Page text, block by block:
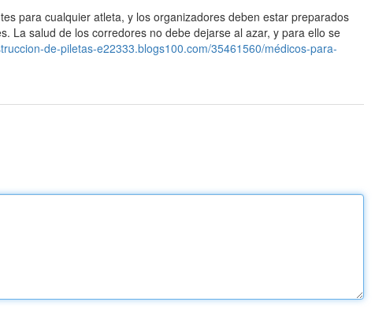
para cualquier atleta, y los organizadores deben estar preparados
La salud de los corredores no debe dejarse al azar, y para ello se
de-piletas-e22333.blogs100.com/35461560/médicos-para-